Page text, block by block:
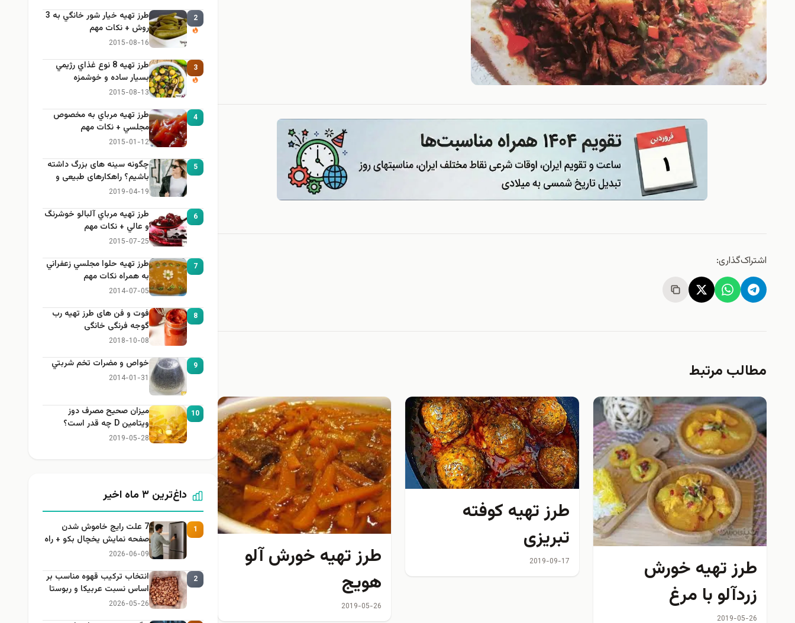
اشتراک‌گذاری:
مطالب مرتبط
طرز تهیه خورش
زردآلو با مرغ
2019-05-26
طرز تهیه کوفته
تبریزی
2019-09-17
طرز تهیه خورش آلو
هویج
2019-05-26
2
طرز تهيه خیار شور خانگي به 3
روش + نكات مهم
2015-08-16
3
طرز تهيه 8 نوع غذاي رژيمي
بسيار ساده و خوشمزه
2015-08-13
4
طرز تهيه مرباي به مخصوص
مجلسي + نكات مهم
2015-01-12
5
چگونه سینه های بزرگ داشته
باشیم؟ راهکارهای طبیعی و
خانگی برای بزرگ کردن سینه
2019-04-19
6
طرز تهيه مرباي آلبالو خوشرنگ
و عالي + نكات مهم
2015-07-25
7
طرز تهيه حلوا مجلسي زعفراني
به همراه نكات مهم
2014-07-05
8
فوت و فن های طرز تهیه رب
گوجه فرنگی خانگی
2018-10-08
9 خواص و مضرات تخم شربتي
2014-01-31
10
میزان صحیح مصرف دوز
ویتامین D چه قدر است؟
2019-05-28
داغ‌ترین ۳ ماه اخیر
1
7 علت رایج خاموش شدن
صفحه نمایش یخچال بکو + راه
حل
2026-06-09
2
انتخاب ترکیب قهوه مناسب بر
اساس نسبت عربیکا و ربوستا
2026-05-26